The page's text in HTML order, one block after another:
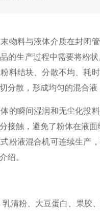
物料与液体介质在封闭
的生产过程中需要将粉
料结块、分散不均、耗
分散，形成均匀的混合液
瞬间湿润和无尘化投料
接触，避免了粉体在液
粉液混合机可连续生产
绍。
粉、大豆蛋白、果胶、